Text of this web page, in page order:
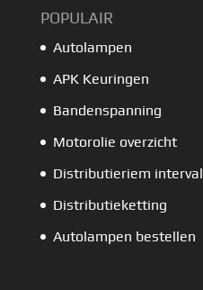
POPULAIR
Autolampen
APK Keuringen
Bandenspanning
Motorolie overzicht
Distributieriem interval
Distributieketting
Autolampen bestellen